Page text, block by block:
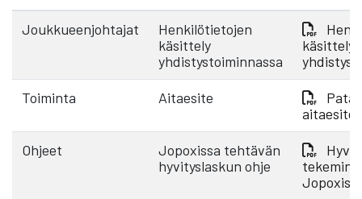
Joukkueenjohtajat
Henkilötietojen
käsittely
yhdistystoiminnassa
käsittely
Toiminta Aitaesite
Pata
Ohjeet
Jopoxissa tehtävän
hyvityslaskun ohje